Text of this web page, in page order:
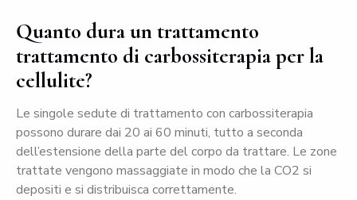
Quanto dura un trattamento
trattamento di carbossiterapia per la
cellulite?
Le singole sedute di trattamento con carbossiterapia
possono durare dai 20 ai 60 minuti, tutto a seconda
dell’estensione della parte del corpo da trattare. Le zone
trattate vengono massaggiate in modo che la CO2 si
depositi e si distribuisca correttamente.